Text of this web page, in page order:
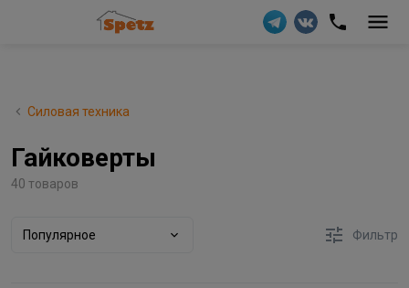
Силовая техника
Гайковерты
40 товаров
Популярное Фильтр